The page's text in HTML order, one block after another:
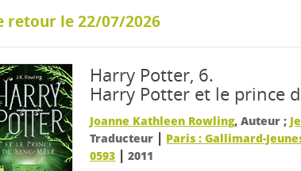
retour le 22/07/2026
Harry Potter, 6.
Harry Potter et le prince
Joanne Kathleen Rowling, Auteur ;
Traducteur | Paris : Gallimard-
0593 |2011